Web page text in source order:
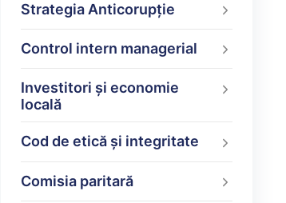
Strategia Anticorupție
Control intern managerial
Investitori și economie
locală
Cod de etică și integritate
Comisia paritară